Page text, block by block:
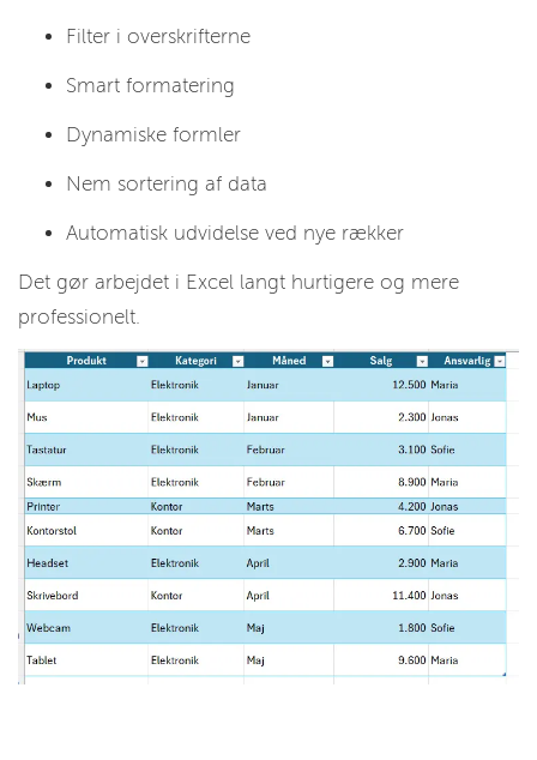
Filter i overskrifterne
Smart formatering
Dynamiske formler
Nem sortering af data
Automatisk udvidelse ved nye rækker
Det gør arbejdet i Excel langt hurtigere og mere
professionelt.